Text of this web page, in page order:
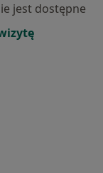
jest dostępne